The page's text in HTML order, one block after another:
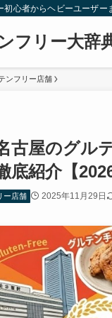
初心者からヘビーユーザー
フリー大辞
ンフリー店舗
古屋のグル
底紹介【
ー店舗 2025年11月29日